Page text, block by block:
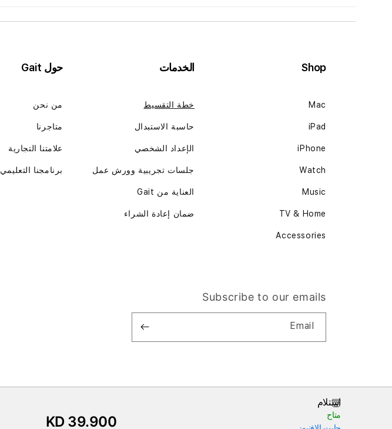
استلام
متاح
KD 39.900
Shop
Mac
iPad
iPhone
Watch
Music
TV & Home
Accessories
الخدمات
خطة التقسيط
حاسبة الاستبدال
الإعداد الشخصي
جلسات تجريبية وورش عمل
العناية من Gait
ضمان إعادة الشراء
حول Gait
من نحن
متاجرنا
علامتنا التجارية
برنامجنا التعليمي
Subscribe to our emails
Email